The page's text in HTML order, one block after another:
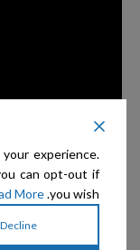
מוצרים
experience.
can opt-out if
you wish.
More
Decline